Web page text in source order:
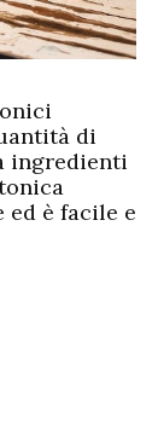
di
ingredienti
è facile e